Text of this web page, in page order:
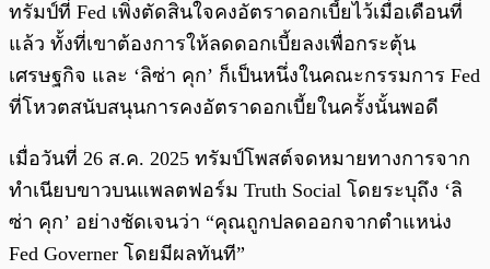
ทรัมป์ที่ Fed เพิ่งตัดสินใจคงอัตราดอกเบี้ยไว้เมื่อเดือนที่
แล้ว ทั้งที่เขาต้องการให้ลดดอกเบี้ยลงเพื่อกระตุ้น
เศรษฐกิจ และ ‘ลิซ่า คุก’ ก็เป็นหนึ่งในคณะกรรมการ Fed
ที่โหวตสนับสนุนการคงอัตราดอกเบี้ยในครั้งนั้นพอดี
เมื่อวันที่ 26 ส.ค. 2025 ทรัมป์โพสต์จดหมายทางการจาก
ทำเนียบขาวบนแพลตฟอร์ม Truth Social โดยระบุถึง ‘ลิ
ซ่า คุก’ อย่างชัดเจนว่า “คุณถูกปลดออกจากตำแหน่ง
Fed Governer โดยมีผลทันที”